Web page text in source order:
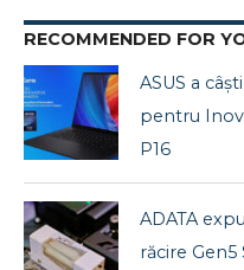
RECOMMENDED FOR
ASUS a
pentru
P16
ADATA
răcire Gen5